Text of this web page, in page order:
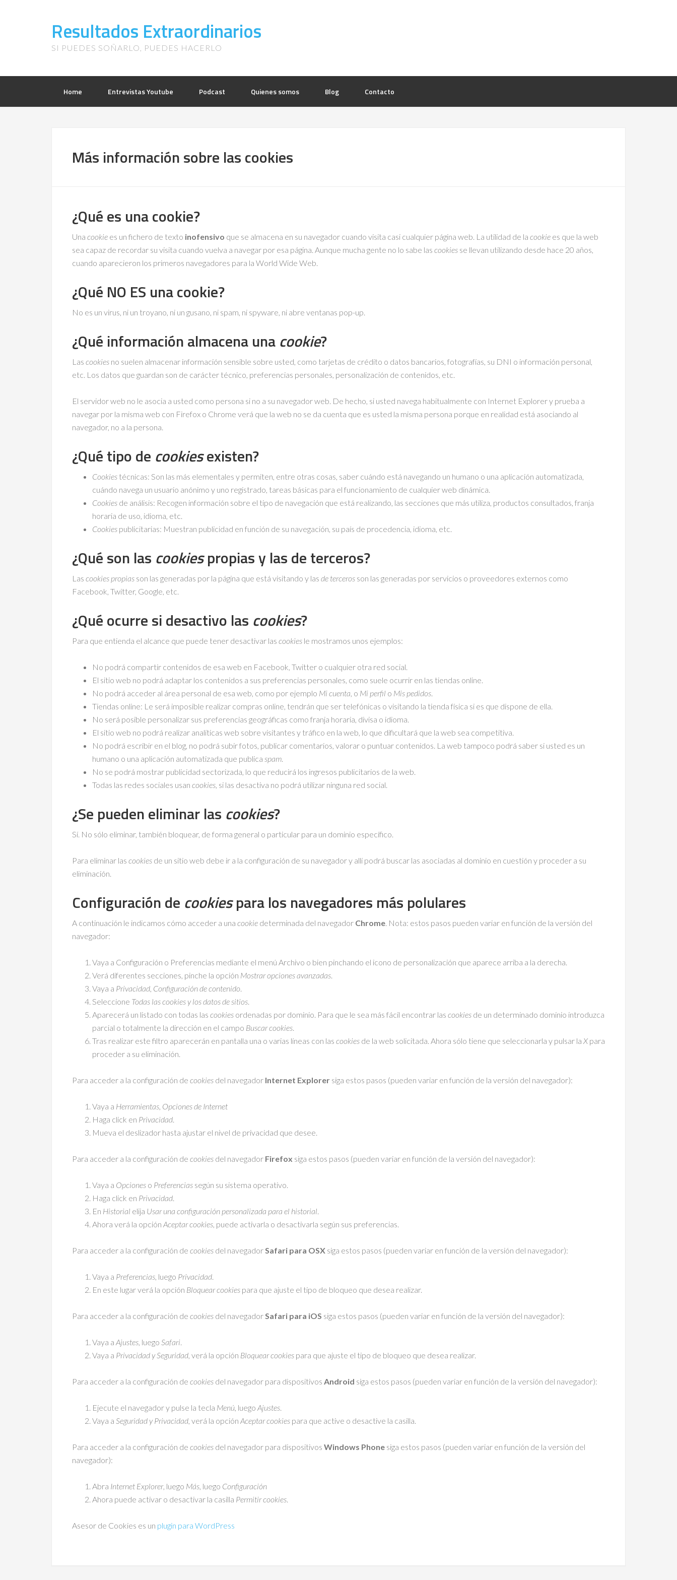
Resultados Extraordinarios
SI PUEDES SOÑARLO, PUEDES HACERLO
Home Entrevistas Youtube Podcast Quienes somos Blog Contacto
Más información sobre las cookies
¿Qué es una cookie?
Una cookie es un fichero de texto inofensivo que se almacena en su navegador cuando visita casi cualquier página web. La utilidad de la cookie es que la web
sea capaz de recordar su visita cuando vuelva a navegar por esa página. Aunque mucha gente no lo sabe las cookies se llevan utilizando desde hace 20 años,
cuando aparecieron los primeros navegadores para la World Wide Web.
¿Qué NO ES una cookie?
No es un virus, ni un troyano, ni un gusano, ni spam, ni spyware, ni abre ventanas pop-up.
¿Qué información almacena unacookie?
Las cookies no suelen almacenar información sensible sobre usted, como tarjetas de crédito o datos bancarios, fotografías, su DNI o información personal,
etc. Los datos que guardan son de carácter técnico, preferencias personales, personalización de contenidos, etc.
El servidor web no le asocia a usted como persona si no a su navegador web. De hecho, si usted navega habitualmente con Internet Explorer y prueba a
navegar por la misma web con Firefox o Chrome verá que la web no se da cuenta que es usted la misma persona porque en realidad está asociando al
navegador, no a la persona.
¿Qué tipo de cookiesexisten?
Cookies técnicas: Son las más elementales y permiten, entre otras cosas, saber cuándo está navegando un humano o una aplicación automatizada,
cuándo navega un usuario anónimo y uno registrado, tareas básicas para el funcionamiento de cualquier web dinámica.
Cookies de análisis: Recogen información sobre el tipo de navegación que está realizando, las secciones que más utiliza, productos consultados, franja
horaria de uso, idioma, etc.
Cookies publicitarias: Muestran publicidad en función de su navegación, su país de procedencia, idioma, etc.
¿Qué son las cookiespropias y las de terceros?
Las cookies propias son las generadas por la página que está visitando y las de terceros son las generadas por servicios o proveedores externos como
Facebook, Twitter, Google, etc.
¿Qué ocurre si desactivo las cookies?
Para que entienda el alcance que puede tener desactivar las cookies le mostramos unos ejemplos:
No podrá compartir contenidos de esa web en Facebook, Twitter o cualquier otra red social.
El sitio web no podrá adaptar los contenidos a sus preferencias personales, como suele ocurrir en las tiendas online.
No podrá acceder al área personal de esa web, como por ejemplo Mi cuenta, o Mi perfil o Mis pedidos.
Tiendas online: Le será imposible realizar compras online, tendrán que ser telefónicas o visitando la tienda física si es que dispone de ella.
No será posible personalizar sus preferencias geográficas como franja horaria, divisa o idioma.
El sitio web no podrá realizar analíticas web sobre visitantes y tráfico en la web, lo que dificultará que la web sea competitiva.
No podrá escribir en el blog, no podrá subir fotos, publicar comentarios, valorar o puntuar contenidos. La web tampoco podrá saber si usted es un
humano o una aplicación automatizada que publica spam.
No se podrá mostrar publicidad sectorizada, lo que reducirá los ingresos publicitarios de la web.
Todas las redes sociales usan cookies, si las desactiva no podrá utilizar ninguna red social.
¿Se pueden eliminar las cookies?
Sí. No sólo eliminar, también bloquear, de forma general o particular para un dominio específico.
Para eliminar las cookies de un sitio web debe ir a la configuración de su navegador y allí podrá buscar las asociadas al dominio en cuestión y proceder a su
eliminación.
Configuración de cookiespara los navegadores más polulares
A continuación le indicamos cómo acceder a una cookie determinada del navegador Chrome. Nota: estos pasos pueden variar en función de la versión del
navegador:
Vaya a Configuración o Preferencias mediante el menú Archivo o bien pinchando el icono de personalización que aparece arriba a la derecha.
Verá diferentes secciones, pinche la opción Mostrar opciones avanzadas.
Vaya a Privacidad, Configuración de contenido.
Seleccione Todas lascookiesy los datos de sitios.
Aparecerá un listado con todas las cookies ordenadas por dominio. Para que le sea más fácil encontrar las cookies de un determinado dominio introduzca
parcial o totalmente la dirección en el campo Buscar cookies.
Tras realizar este filtro aparecerán en pantalla una o varias líneas con las cookies de la web solicitada. Ahora sólo tiene que seleccionarla y pulsar la X para
proceder a su eliminación.
Para acceder a la configuración de cookies del navegador Internet Explorer siga estos pasos (pueden variar en función de la versión del navegador):
Vaya a Herramientas, Opciones de Internet
Haga click en Privacidad.
Mueva el deslizador hasta ajustar el nivel de privacidad que desee.
Para acceder a la configuración de cookies del navegador Firefox siga estos pasos (pueden variar en función de la versión del navegador):
Vaya a Opciones o Preferencias según su sistema operativo.
Haga click en Privacidad.
En Historial elija Usar una configuración personalizada para el historial.
Ahora verá la opción Aceptar cookies, puede activarla o desactivarla según sus preferencias.
Para acceder a la configuración de cookies del navegadorSafari para OSX siga estos pasos (pueden variar en función de la versión del navegador):
Vaya a Preferencias, luego Privacidad.
En este lugar verá la opción Bloquear cookies para que ajuste el tipo de bloqueo que desea realizar.
Para acceder a la configuración de cookies del navegadorSafari para iOS siga estos pasos (pueden variar en función de la versión del navegador):
Vaya a Ajustes, luego Safari.
Vaya a Privacidad y Seguridad, verá la opción Bloquear cookies para que ajuste el tipo de bloqueo que desea realizar.
Para acceder a la configuración de cookies del navegador para dispositivos Android siga estos pasos (pueden variar en función de la versión del navegador):
Ejecute el navegador y pulse la tecla Menú, luego Ajustes.
Vaya a Seguridad y Privacidad, verá la opción Aceptar cookies para que active o desactive la casilla.
Para acceder a la configuración de cookies del navegador para dispositivos Windows Phone siga estos pasos (pueden variar en función de la versión del
navegador):
Abra Internet Explorer, luego Más, luego Configuración
Ahora puede activar o desactivar la casilla Permitir cookies.
Asesor de Cookies es un plugin para WordPress